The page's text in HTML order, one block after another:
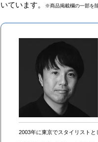
いています。
※商品掲載欄の一部を
2003年に東京でスタイリスト